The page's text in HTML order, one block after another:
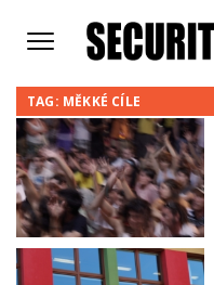
TAG: MĚKKÉ CÍLE